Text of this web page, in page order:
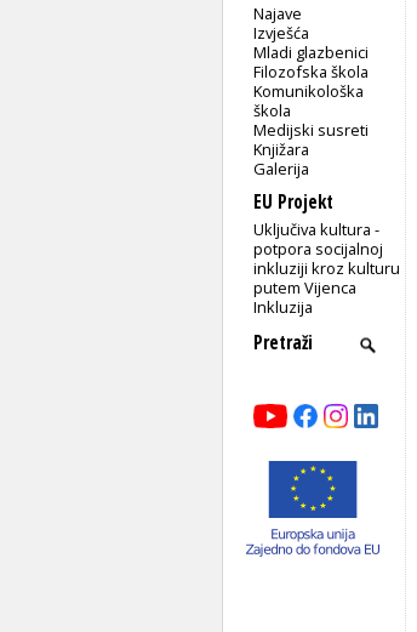
Najave
Izvješća
Mladi glazbenici
Filozofska škola
Komunikološka
škola
Medijski susreti
Knjižara
Galerija
EU Projekt
Uključiva kultura -
potpora socijalnoj
inkluziji kroz kulturu
putem Vijenca
Inkluzija